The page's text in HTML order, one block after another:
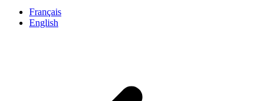
Français
English